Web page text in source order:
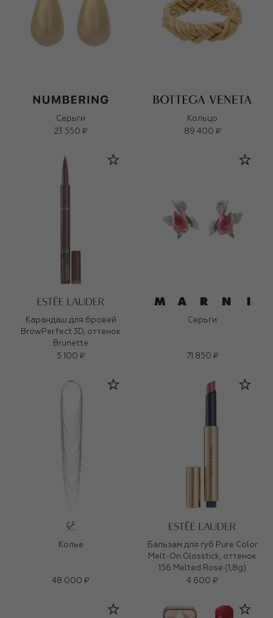
Серьги
23 550 ₽
Кольцо
89 400 ₽
Карандаш для бровей
BrowPerfect 3D, оттенок
Brunette
5 100 ₽
Серьги
71 850 ₽
Колье
48 000 ₽
Бальзам для губ Pure Color
Melt-On Glosstick, оттенок
156 Melted Rose (1,8g)
4 600 ₽